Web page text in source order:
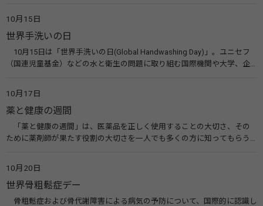
す。 関連リンク 世界メンタルヘルスデー（厚生労働省） 働く人のメンタ
ルヘルス・ポータルサイト「こころの耳」（厚生労働省）
10月15日
世界手洗いの日
10月15日は「世界手洗いの日(Global Handwashing Day)」。ユニセフ
（国連児童基金）などの水と衛生の問題に取り組む国際機関や大学、企
10月17日
薬と健康の週間
「薬と健康の週間」は、医薬品を正しく使用することの大切さ、その
ために薬剤師が果たす役割の大切さを一人でも多くの方に知ってもらう
伝えたい！薬との付き合い方」（保健指導リソースガイド）
10月20日
世界骨粗鬆症デー
骨粗鬆症および骨代謝障害による病気の予防について、国際的に認識し